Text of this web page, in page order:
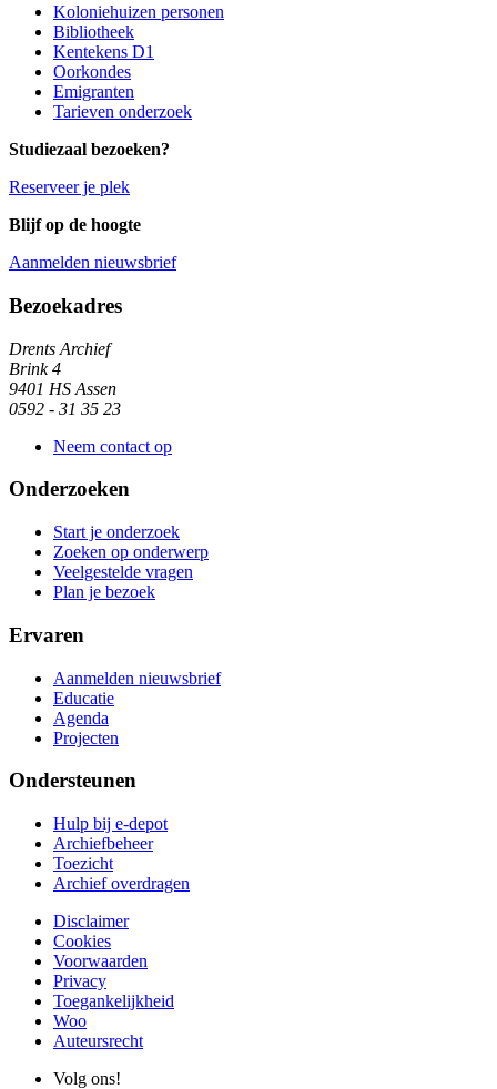
Koloniehuizen personen
Bibliotheek
Kentekens D1
Oorkondes
Emigranten
Tarieven onderzoek
Studiezaal bezoeken?
Reserveer je plek
Blijf op de hoogte
Aanmelden nieuwsbrief
Algemene informatie
Bezoekadres
Drents Archief
Brink 4
9401 HS Assen
0592 - 31 35 23
Neem contact op
Onderzoeken
Start je onderzoek
Zoeken op onderwerp
Veelgestelde vragen
Plan je bezoek
Ervaren
Aanmelden nieuwsbrief
Educatie
Agenda
Projecten
Ondersteunen
Hulp bij e-depot
Archiefbeheer
Toezicht
Archief overdragen
Disclaimer
Cookies
Voorwaarden
Privacy
Toegankelijkheid
Woo
Auteursrecht
Volg ons!